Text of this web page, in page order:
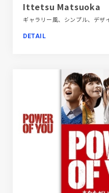
Ittetsu Matsuoka
DETAIL